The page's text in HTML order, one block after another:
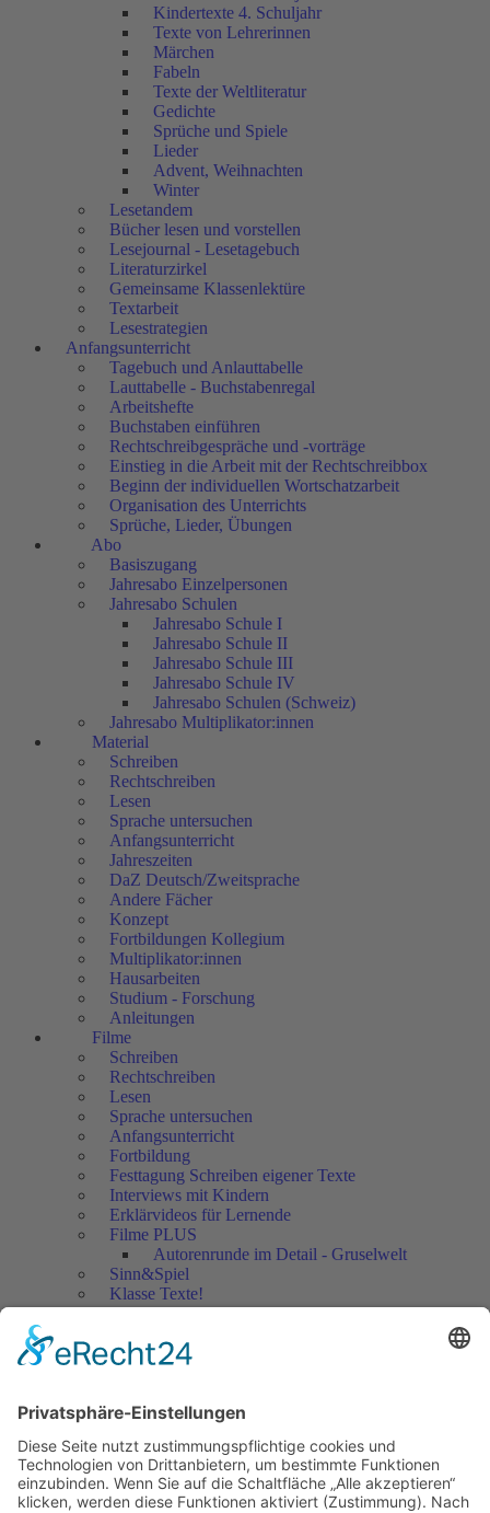
Kindertexte 4. Schuljahr
Texte von Lehrerinnen
Märchen
Fabeln
Texte der Weltliteratur
Gedichte
Sprüche und Spiele
Lieder
Advent, Weihnachten
Winter
Lesetandem
Bücher lesen und vorstellen
Lesejournal - Lesetagebuch
Literaturzirkel
Gemeinsame Klassenlektüre
Textarbeit
Lesestrategien
Anfangsunterricht
Tagebuch und Anlauttabelle
Lauttabelle - Buchstabenregal
Arbeitshefte
Buchstaben einführen
Rechtschreibgespräche und -vorträge
Einstieg in die Arbeit mit der Rechtschreibbox
Beginn der individuellen Wortschatzarbeit
Organisation des Unterrichts
Sprüche, Lieder, Übungen
Abo
Basiszugang
Jahresabo Einzelpersonen
Jahresabo Schulen
Jahresabo Schule I
Jahresabo Schule II
Jahresabo Schule III
Jahresabo Schule IV
Jahresabo Schulen (Schweiz)
Jahresabo Multiplikator:innen
Material
Schreiben
Rechtschreiben
Lesen
Sprache untersuchen
Anfangsunterricht
Jahreszeiten
DaZ Deutsch/Zweitsprache
Andere Fächer
Konzept
Fortbildungen Kollegium
Multiplikator:innen
Hausarbeiten
Studium - Forschung
Anleitungen
Filme
Schreiben
Rechtschreiben
Lesen
Sprache untersuchen
Anfangsunterricht
Fortbildung
Festtagung Schreiben eigener Texte
Interviews mit Kindern
Erklärvideos für Lernende
Filme PLUS
Autorenrunde im Detail - Gruselwelt
Sinn&Spiel
Klasse Texte!
Filmausschnitte Grundschule
Jedes Kind wertschätzen!
Artikel
Artikel 2018
Artikel 2017
Artikel 2016